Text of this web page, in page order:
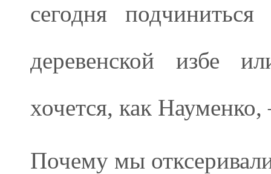
сегодня
деревенской избе
хочется, как Науменко,
Почему мы